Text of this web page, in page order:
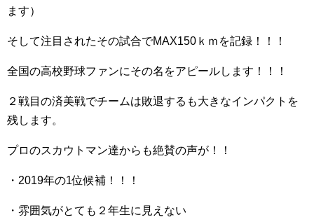
ます）
そして注目されたその試合でMAX150ｋｍを記録！！！
全国の高校野球ファンにその名をアピールします！！！
２戦目の済美戦でチームは敗退するも大きなインパクトを
残します。
プロのスカウトマン達からも絶賛の声が！！
・2019年の1位候補！！！
・雰囲気がとても２年生に見えない